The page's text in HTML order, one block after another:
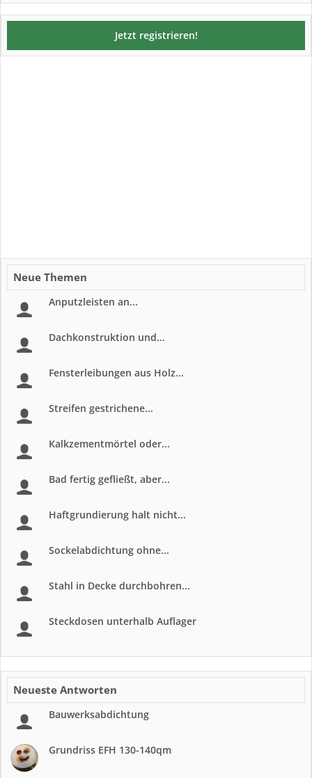
Jetzt registrieren!
Neue Themen
Anputzleisten an...
Dachkonstruktion und...
Fensterleibungen aus Holz...
Streifen gestrichene...
Kalkzementmörtel oder...
Bad fertig gefließt, aber...
Haftgrundierung halt nicht...
Sockelabdichtung ohne...
Stahl in Decke durchbohren...
Steckdosen unterhalb Auflager
Neueste Antworten
Bauwerksabdichtung
Grundriss EFH 130-140qm